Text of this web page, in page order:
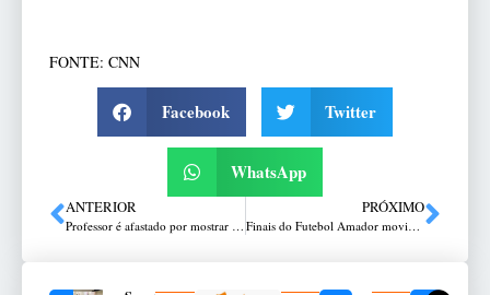
FONTE: CNN
Facebook Twitter
WhatsApp
ANTERIOR
Professor é afastado por mostrar foto de homem de fio dental a crianças em Chapecó
PRÓXIMO
Finais do Futebol Amador movimentam o fim de semana em Passo Fundo